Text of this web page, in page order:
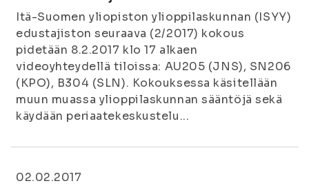
Itä-Suomen yliopiston ylioppilaskunnan (ISYY)
edustajiston seuraava (2/2017) kokous
pidetään 8.2.2017 klo 17 alkaen
videoyhteydellä tiloissa: AU205 (JNS), SN206
(KPO), B304 (SLN). Kokouksessa käsitellään
muun muassa ylioppilaskunnan sääntöjä sekä
käydään periaatekeskustelu...
02.02.2017